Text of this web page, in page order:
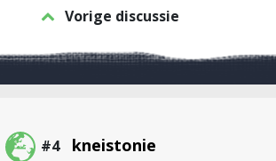
Vorige discussie
#4 kneistonie